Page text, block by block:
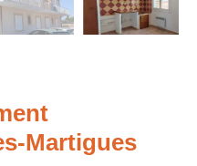
Martigues